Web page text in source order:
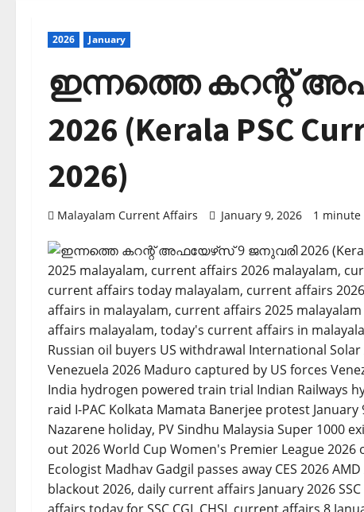
2026 January
ഇന്നത്തെ കറന്റ്
2026 (Kerala PSC
2026)
Malayalam Current Affairs January 9, 2026 1 minute